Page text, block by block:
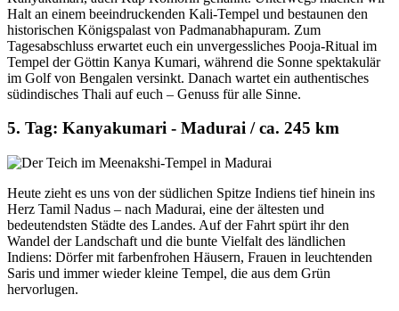
Halt an einem beeindruckenden Kali-Tempel und bestaunen den
historischen Königspalast von Padmanabhapuram. Zum
Tagesabschluss erwartet euch ein unvergessliches Pooja-Ritual im
Tempel der Göttin Kanya Kumari, während die Sonne spektakulär
im Golf von Bengalen versinkt. Danach wartet ein authentisches
südindisches Thali auf euch – Genuss für alle Sinne.
5. Tag: Kanyakumari - Madurai / ca. 245 km
Heute zieht es uns von der südlichen Spitze Indiens tief hinein ins
Herz Tamil Nadus – nach Madurai, eine der ältesten und
bedeutendsten Städte des Landes. Auf der Fahrt spürt ihr den
Wandel der Landschaft und die bunte Vielfalt des ländlichen
Indiens: Dörfer mit farbenfrohen Häusern, Frauen in leuchtenden
Saris und immer wieder kleine Tempel, die aus dem Grün
hervorlugen.